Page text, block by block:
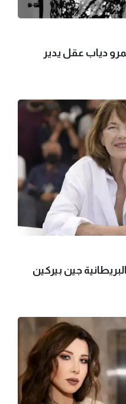
دياب عقل يدير
جين بيركين